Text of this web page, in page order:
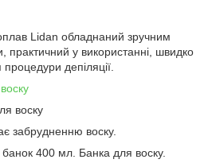
Lidan обладнаний зручним
практичний у використанні, швидко
процедури депіляції.
воску
воску
забрудненню воску.
банок 400 мл. Банка для воску.